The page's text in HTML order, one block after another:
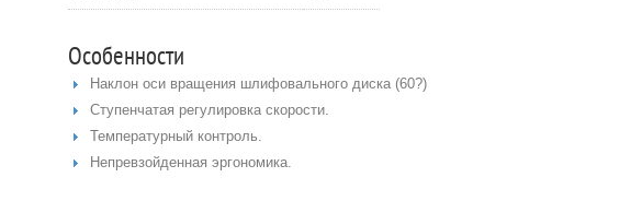
Особенности
Наклон оси вращения шлифовального диска (60?)
Ступенчатая регулировка скорости.
Температурный контроль.
Непревзойденная эргономика.